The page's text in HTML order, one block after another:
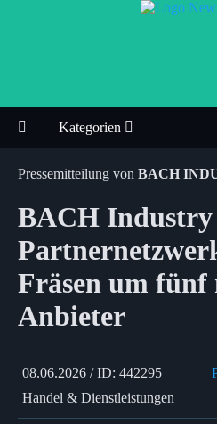
Kategorien
Pressemitteilung von BACH
BACH
Fräsen um fünf
Anbieter
08.06.2026 / ID: 442295
Handel & Dienstleistungen